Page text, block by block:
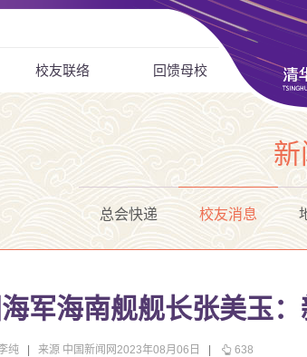
校友联络 回馈母校
新
总会快递 校友消息
军海南舰舰长张美玉
纯 来源 中国新闻网2023年08月06日 638